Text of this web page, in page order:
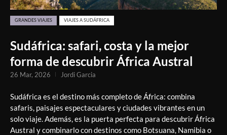
Sudáfrica: safari, costa y la mejor
forma de descubrir África Austral
GRANDES VIAJES VIAJES A SUDÁFRICA
Sudáfrica es el destino más completo de África: combina
safaris, paisajes espectaculares y ciudades vibrantes en un
solo viaje. Además, es la puerta perfecta para descubrir África
Austral y combinarlo con destinos como Botsuana, Namibia o
26 Mar, 2026 Jordi Garcia